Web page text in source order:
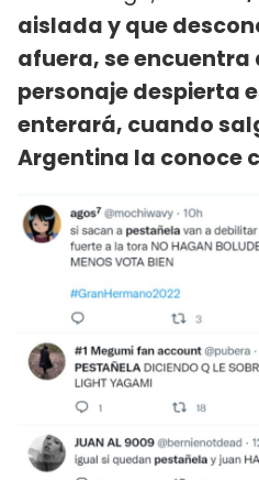
aislada y que
afuera, se encuentra
personaje despierta
enterará, cuando
Argentina la conoce